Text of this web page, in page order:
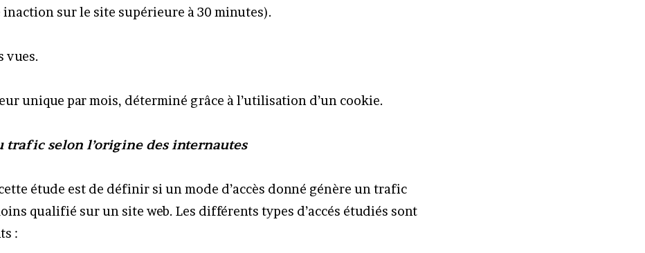
inaction sur le site supérieure à 30 minutes).
vues.
unique par mois, déterminé grâce à l’utilisation d’un cookie.
trafic selon l’origine des internautes
cette étude est de définir si un mode d’accès donné génère un trafic
qualifié sur un site web. Les différents types d’accés étudiés sont
: